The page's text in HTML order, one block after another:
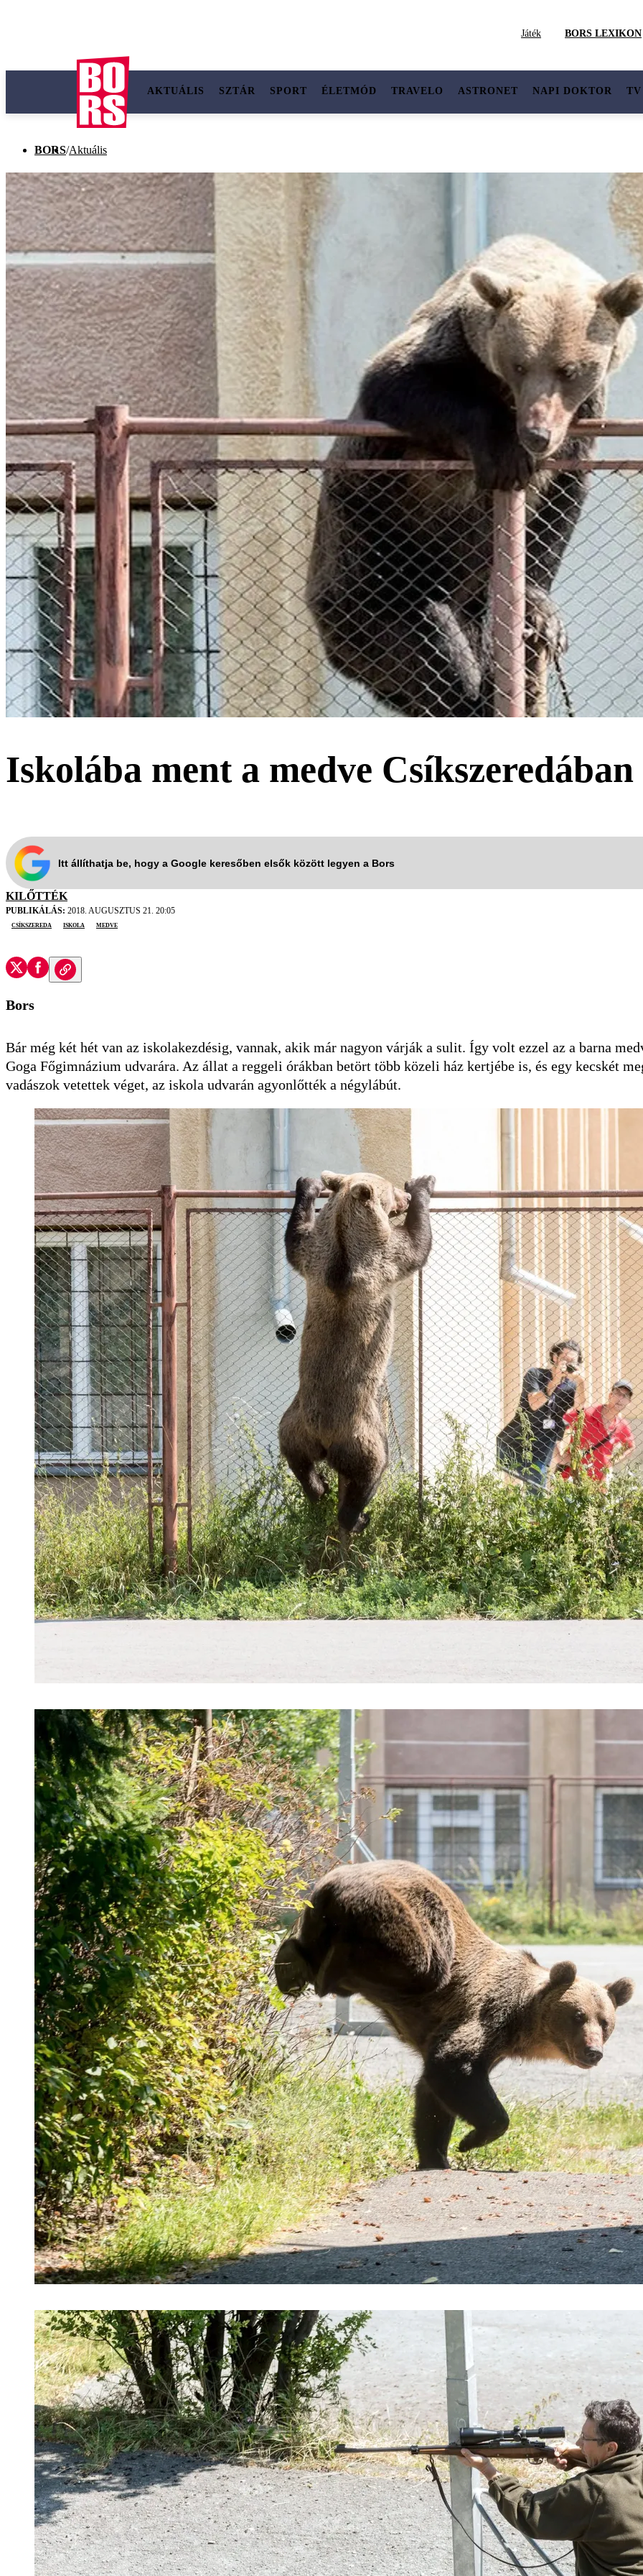
Játék BORS LEXIKON
AKTUÁLIS SZTÁR SPORT ÉLETMÓD TRAVELO ASTRONET NAPI DOKTOR TV
BORS/Aktuális
Iskolába ment a medve Csíkszeredában
Itt állíthatja be, hogy a Google keresőben elsők között legyen a Bors
KILŐTTÉK
PUBLIKÁLÁS: 2018. AUGUSZTUS 21. 20:05
Csíkszereda
iskola medve
Bors
Bár még két hét van az iskolakezdésig, vannak, akik már nagyon várják a sulit. Így volt ezzel az a barna
Goga Főgimnázium udvarára. Az állat a reggeli órákban betört több közeli ház kertjébe is, és egy kecskét
vadászok vetettek véget, az iskola udvarán agyonlőtték a négylábút.